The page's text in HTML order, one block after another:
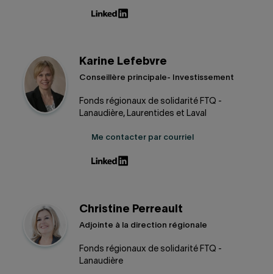
Karine Lefebvre
Conseillère principale- Investissement
Fonds régionaux de solidarité FTQ -
Lanaudière, Laurentides et Laval
Me contacter par courriel
Christine Perreault
Adjointe à la direction régionale
Fonds régionaux de solidarité FTQ -
Lanaudière